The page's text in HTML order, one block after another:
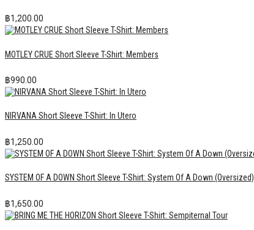
฿1,200.00
MOTLEY CRUE Short Sleeve T-Shirt: Members
฿990.00
NIRVANA Short Sleeve T-Shirt: In Utero
฿1,250.00
SYSTEM OF A DOWN Short Sleeve T-Shirt: System Of A Down (Oversized)
฿1,650.00